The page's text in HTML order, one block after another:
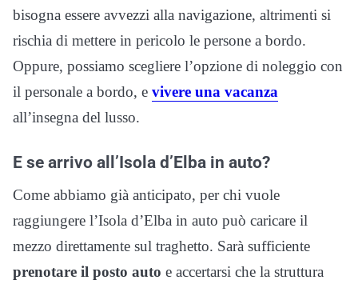
bisogna essere avvezzi alla navigazione, altrimenti si
rischia di mettere in pericolo le persone a bordo.
Oppure, possiamo scegliere l’opzione di noleggio con
il personale a bordo, e vivere una vacanza
all’insegna del lusso.
E se arrivo all’Isola d’Elba in auto?
Come abbiamo già anticipato, per chi vuole
raggiungere l’Isola d’Elba in auto può caricare il
mezzo direttamente sul traghetto. Sarà sufficiente
prenotare il posto auto e accertarsi che la struttura